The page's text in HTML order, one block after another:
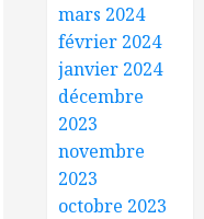
mars 2024
février 2024
janvier 2024
décembre
2023
novembre
2023
octobre 2023